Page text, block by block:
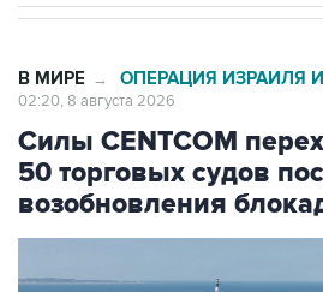
В МИРЕ → ОПЕРАЦИЯ ИЗРАИЛЯ
02:20, 8 августа 2026
Силы CENTCOM
50 торговых судов
возобновления